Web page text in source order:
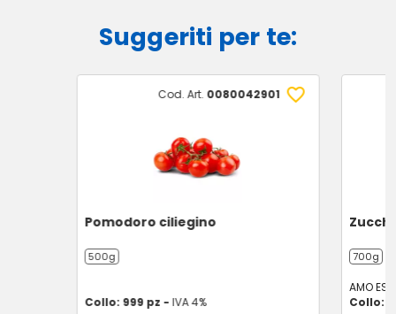
Suggeriti per te:
Cod. Art. 0080042901
Pomodoro ciliegino
500g
Collo: 999 pz - IVA 4%
700g
AMO
Collo: